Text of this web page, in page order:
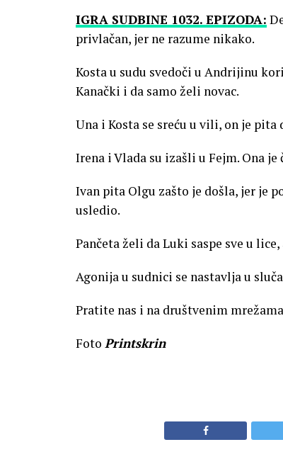
IGRA SUDBINE 1032. EPIZODA:
privlačan, jer ne razume nikako.
Kosta u sudu svedoči u Andrijinu
Kanački i da samo želi novac.
Una i Kosta se sreću u vili, on je
Irena i Vlada su izašli u Fejm. Ona
Ivan pita Olgu zašto je došla, jer je
usledio.
Pančeta želi da Luki saspe sve u
Agonija u sudnici se nastavlja u
Pratite nas i na društvenim mrežama
Foto Printskrin